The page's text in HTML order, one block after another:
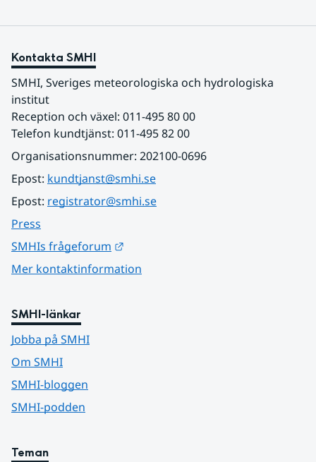
Kontakta SMHI
SMHI, Sveriges meteorologiska och hydrologiska
institut
Reception och växel: 011-495 80 00
Telefon kundtjänst: 011-495 82 00
Organisationsnummer: 202100-0696
Epost: kundtjanst@smhi.se
Epost: registrator@smhi.se
Press
SMHIs frågeforum
Mer kontaktinformation
SMHI-länkar
Jobba på SMHI
Om SMHI
SMHI-bloggen
SMHI-podden
Teman